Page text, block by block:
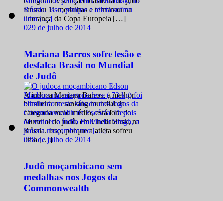
faturou 11 medalhas e terminou na
liderança da Copa Europeia […]
029 de julho de 2014
Mariana Barros sofre lesão e
desfalca Brasil no Mundial
de Judô
A judoca Mariana Barros, a melhor
brasileira no ranking mundial da
categoria meio médio, está fora do
Mundial de judô, em Cheliabinsk, na
Rússia. Isso, porque a atleta sofreu
uma […]
028 de julho de 2014
Judô moçambicano sem
medalhas nos Jogos da
Commonwealth